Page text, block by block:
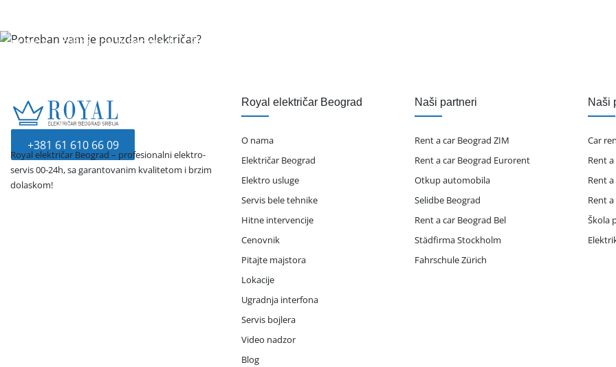
pravna i fizička lica u Beogradu i Srbiji. Dostupni smo
Pozovite nas odmah, zašto čekate ako je hitno?
+381 61 610 66 09
Royal električar Beograd – profesionalni elektro-
servis 00-24h, sa garantovanim kvalitetom i brzim
dolaskom!
Royal električar Beograd
O nama
Električar Beograd
Elektro usluge
Servis bele tehnike
Hitne intervencije
Cenovnik
Pitajte majstora
Lokacije
Ugradnja interfona
Servis bojlera
Video nadzor
Blog
Naši partneri
Rent a car Beograd ZIM
Rent a car Beograd Eurorent
Otkup automobila
Selidbe Beograd
Rent a car Beograd Bel
Städfirma Stockholm
Fahrschule Zürich
Naši
Car
Rent
Rent
Rent
Škola